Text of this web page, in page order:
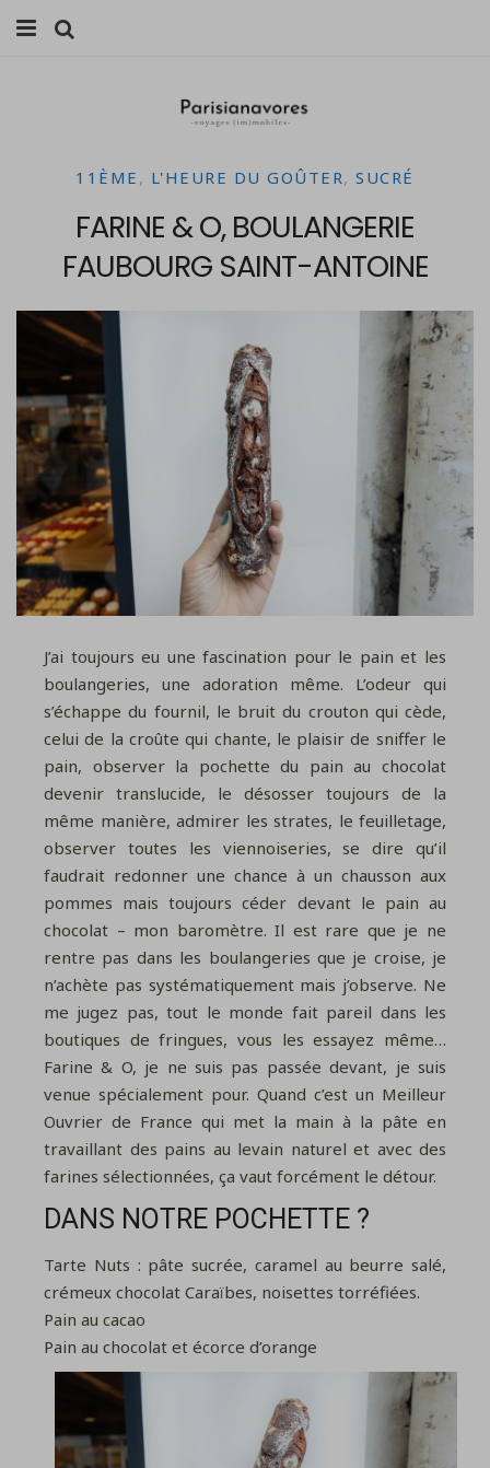
FAMILLE
VOYAGES
WEEK-ENDS
LIFESTYLE
CULTURE
0 ITEMS -0,00
11ÈME , L'HEURE DU GOÛTER,SUCRÉ
FARINE & O, BOULANGERIE
FAUBOURG SAINT-ANTOINE
J’ai toujours eu une fascination pour le pain et les
boulangeries, une adoration même. L’odeur qui
s’échappe du fournil, le bruit du crouton qui cède,
celui de la croûte qui chante, le plaisir de sniffer le
pain, observer la pochette du pain au chocolat
devenir translucide, le désosser toujours de la
même manière, admirer les strates, le feuilletage,
observer toutes les viennoiseries, se dire qu’il
faudrait redonner une chance à un chausson aux
pommes mais toujours céder devant le pain au
chocolat – mon baromètre. Il est rare que je ne
rentre pas dans les boulangeries que je croise, je
n’achète pas systématiquement mais j’observe. Ne
me jugez pas, tout le monde fait pareil dans les
boutiques de fringues, vous les essayez même…
Farine & O, je ne suis pas passée devant, je suis
venue spécialement pour. Quand c’est un Meilleur
Ouvrier de France qui met la main à la pâte en
travaillant des pains au levain naturel et avec des
farines sélectionnées, ça vaut forcément le détour.
DANS NOTRE POCHETTE ?
Tarte Nuts : pâte sucrée, caramel au beurre salé,
crémeux chocolat Caraïbes, noisettes torréfiées.
Pain au cacao
Pain au chocolat et écorce d’orange